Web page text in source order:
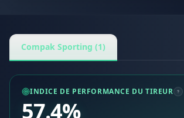
Compak Sporting (1)
INDICE DE PERFORMANCE DU TIREUR
57.4%